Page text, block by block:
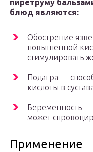
пиретруму
блюд являются:
Обострение
повышенной
стимулировать
Подагра —
кислоты в
Беременность
может
Применение